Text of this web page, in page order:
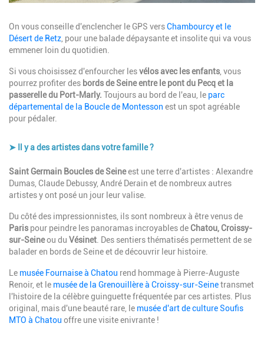
Description
On vous conseille d'enclencher le GPS versChambourcy et le
Désert de Retz , pour une balade dépaysante et insolite qui va vous
emmener loin du quotidien.
Si vous choisissez d'enfourcher lesvélos avec les enfants , vous
pourrez profiter des bords de Seine entre le pont du Pecq et la
passerelle du Port-Marly. Toujours au bord de l'eau, le parc
départemental de la Boucle de Montesson est un spot agréable
pour pédaler.
➤ Il y a des artistes dans votre famille ?
Description
Saint Germain Boucles de Seineest une terre d'artistes : Alexandre
Dumas, Claude Debussy, André Derain et de nombreux autres
artistes y ont posé un jour leur valise.
Du côté des impressionnistes, ils sont nombreux à être venus de
Paris pour peindre les panoramas incroyables deChatou, Croissy-
sur-Seineou du Vésinet . Des sentiers thématisés permettent de se
balader en bords de Seine et de découvrir leur histoire.
Le musée Fournaise à Chatou rend hommage à Pierre-Auguste
Renoir, et le musée de la Grenouillère à Croissy-sur-Seinetransmet
l'histoire de la célèbre guinguette fréquentée par ces artistes. Plus
original, mais d'une beauté rare, le musée d'art de culture Soufis
MTO à Chatou offre une visite enivrante !